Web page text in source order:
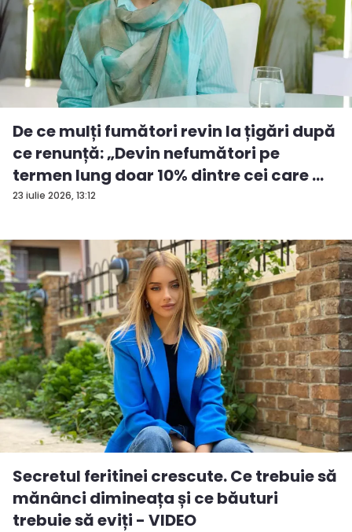
23 iulie 2026, 13:12
De ce mulți fumători revin la țigări după
ce renunță: „Devin nefumători pe
termen lung doar 10% dintre cei care ...
Secretul feritinei crescute. Ce trebuie să
mănânci dimineața și ce băuturi
trebuie să eviți - VIDEO